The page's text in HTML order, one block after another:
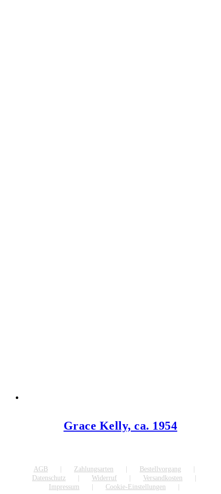
Grace Kelly, ca. 1954
AGB Zahlungsarten
Bestellvorgang
Datenschutz
Widerruf
Versandkosten
Impressum
Cookie-Einstellungen